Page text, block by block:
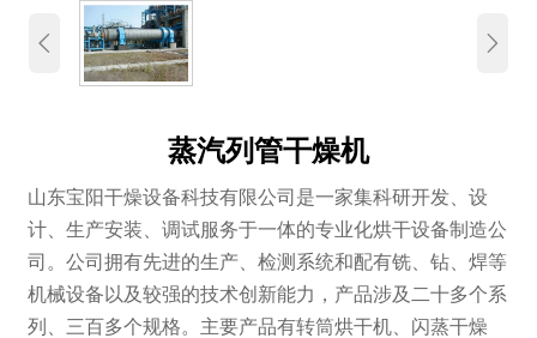
 
蒸汽列管干燥机
山东宝阳干燥设备科技有限公司是一家集科研开发、设
计、生产安装、调试服务于一体的专业化烘干设备制造公
司。公司拥有先进的生产、检测系统和配有铣、钻、焊等
机械设备以及较强的技术创新能力，产品涉及二十多个系
列、三百多个规格。主要产品有转筒烘干机、闪蒸干燥